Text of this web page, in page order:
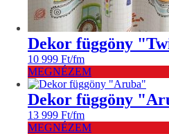
Dekor függöny
10 999 Ft/fm
MEGNÉZEM
Dekor függöny
13 999 Ft/fm
MEGNÉZEM